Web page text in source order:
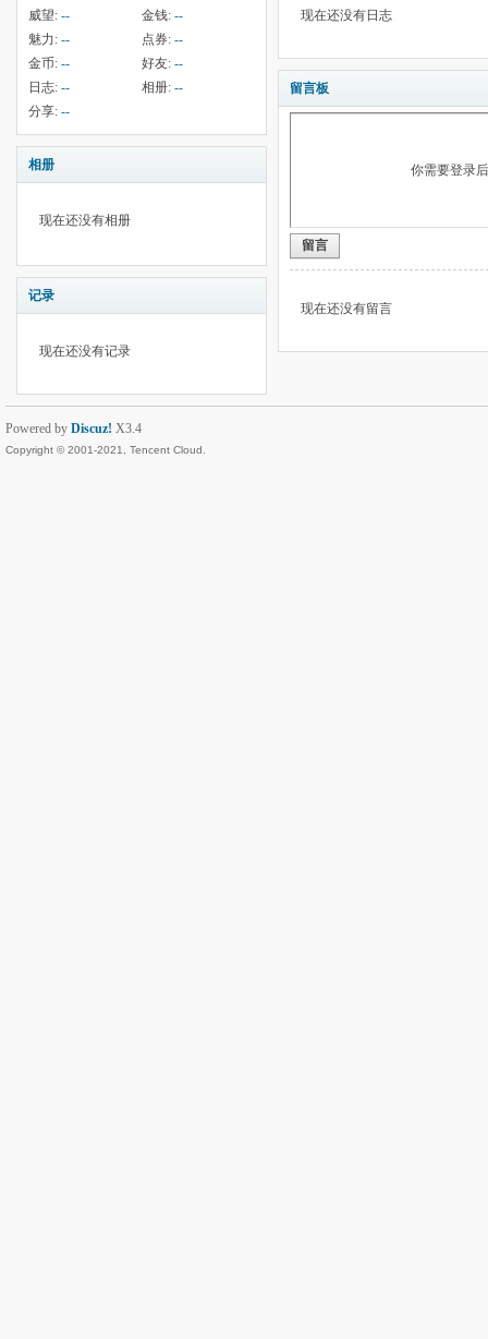
威望: -- 金钱: --
魅力: -- 点券: --
金币: -- 好友: --
日志: -- 相册: --
分享: --
相册
现在还没有相册
记录
现在还没有记录
现在还没有日志
留言板
你需要登录
留言
现在还没有留言
Powered by Discuz! X3.4
Copyright © 2001-2021, Tencent Cloud.